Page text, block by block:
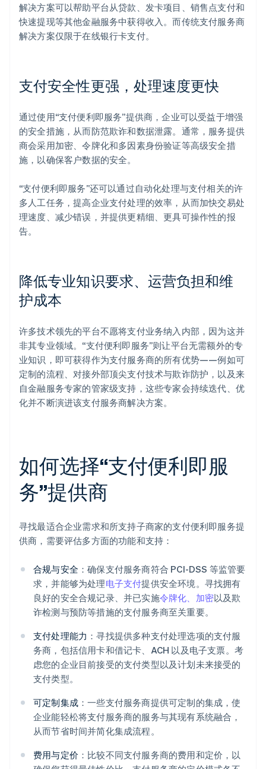
解决方案可以帮助平台从贷款、发卡项目、销售点支付和
快速提现等其他金融服务中获得收入。而传统支付服务商
解决方案仅限于在线银行卡支付。
支付安全性更强，处理速度更快
通过使用“支付便利即服务”提供商，企业可以受益于增强
的安全措施，从而防范欺诈和数据泄露。通常，服务提供
商会采用加密、令牌化和多因素身份验证等高级安全措
施，以确保客户数据的安全。
“支付便利即服务”还可以通过自动化处理与支付相关的许
多人工任务，提高企业支付处理的效率，从而加快交易处
理速度、减少错误，并提供更精细、更具可操作性的报
告。
降低专业知识要求、运营负担和维
护成本
许多技术领先的平台不愿将支付业务纳入内部，因为这并
非其专业领域。“支付便利即服务”则让平台无需额外的专
业知识，即可获得作为支付服务商的所有优势——例如可
定制的流程、对接外部顶尖支付技术与欺诈防护，以及来
自金融服务专家的管家级支持，这些专家会持续迭代、优
化并不断演进该支付服务商解决方案。
如何选择“支付便利即服
务”提供商
寻找最适合企业需求和所支持子商家的支付便利即服务提
供商，需要评估多方面的功能和支持：
合规与安全 ：确保支付服务商符合 PCI-DSS 等监管要
求，并能够为处理电子支付提供安全环境。寻找拥有
良好的安全合规记录、并已实施令牌化、加密以及欺
诈检测与预防等措施的支付服务商至关重要。
支付处理能力 ：寻找提供多种支付处理选项的支付服
务商，包括信用卡和借记卡、ACH 以及电子支票。考
虑您的企业目前接受的支付类型以及计划未来接受的
支付类型。
可定制集成 ：一些支付服务商提供可定制的集成，使
企业能轻松将支付服务商的服务与其现有系统融合，
从而节省时间并简化集成流程。
费用与定价 ：比较不同支付服务商的费用和定价，以